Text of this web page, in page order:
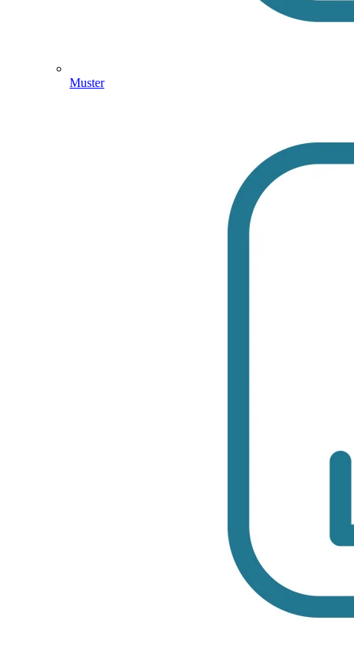
Muster